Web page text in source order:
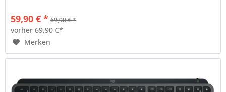
59,90 € * 69,90 € *
vorher 69,90 €*
Merken